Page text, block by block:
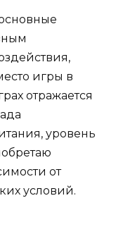
игры в
отражается
уровень
от
условий.